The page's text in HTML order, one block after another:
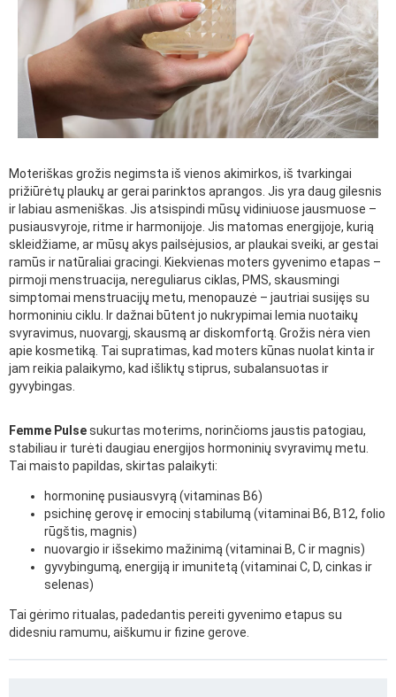
Moteriškas grožis negimsta iš vienos akimirkos, iš tvarkingai
prižiūrėtų plaukų ar gerai parinktos aprangos. Jis yra daug gilesnis
ir labiau asmeniškas. Jis atsispindi mūsų vidiniuose jausmuose –
pusiausvyroje, ritme ir harmonijoje. Jis matomas energijoje, kurią
skleidžiame, ar mūsų akys pailsėjusios, ar plaukai sveiki, ar gestai
ramūs ir natūraliai gracingi. Kiekvienas moters gyvenimo etapas –
pirmoji menstruacija, nereguliarus ciklas, PMS, skausmingi
simptomai menstruacijų metu, menopauzė – jautriai susijęs su
hormoniniu ciklu. Ir dažnai būtent jo nukrypimai lemia nuotaikų
svyravimus, nuovargį, skausmą ar diskomfortą. Grožis nėra vien
apie kosmetiką. Tai supratimas, kad moters kūnas nuolat kinta ir
jam reikia palaikymo, kad išliktų stiprus, subalansuotas ir
gyvybingas.
Femme Pulsesukurtas moterims, norinčioms jaustis patogiau,
stabiliau ir turėti daugiau energijos hormoninių svyravimų metu.
Tai maisto papildas, skirtas palaikyti:
hormoninę pusiausvyrą (vitaminas B6)
psichinę gerovę ir emocinį stabilumą (vitaminai B6, B12, folio
rūgštis, magnis)
nuovargio ir išsekimo mažinimą (vitaminai B, C ir magnis)
gyvybingumą, energiją ir imunitetą (vitaminai C, D, cinkas ir
selenas)
Tai gėrimo ritualas, padedantis pereiti gyvenimo etapus su
didesniu ramumu, aiškumu ir fizine gerove.